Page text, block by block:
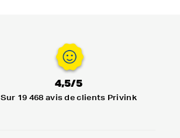
4,5/5
Sur 19 468 avis de clients Privink